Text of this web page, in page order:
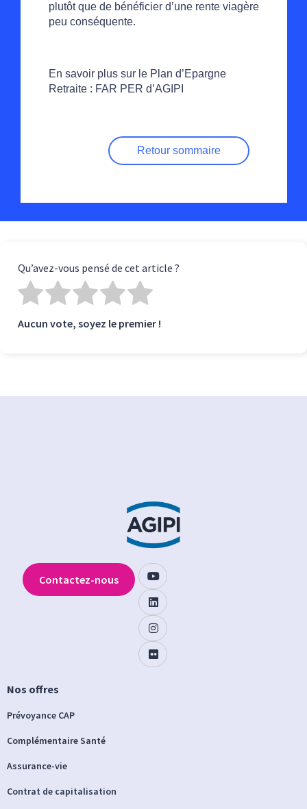
plutôt que de bénéficier d’une rente viagère
peu conséquente.
En savoir plus sur le Plan d’Epargne
Retraite : FAR PER d’AGIPI
Retour sommaire
Qu’avez-vous pensé de cet article ?
Aucun vote, soyez le premier !
Nos offres
Prévoyance CAP
Complémentaire Santé
Assurance-vie
Contrat de capitalisation
Contactez-nous